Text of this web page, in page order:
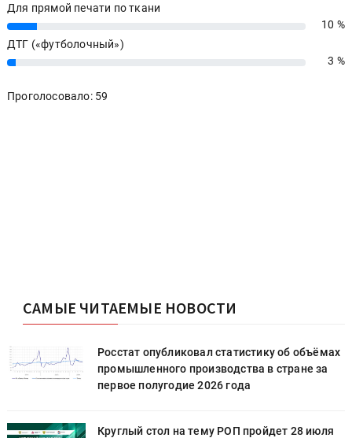
Для прямой печати по ткани
10%
10 %
ДТГ («футболочный»)
3% 3 %
Проголосовало: 59
САМЫЕ ЧИТАЕМЫЕ НОВОСТИ
Росстат опубликовал статистику об объёмах
промышленного производства в стране за
первое полугодие 2026 года
Круглый стол на тему РОП пройдет 28 июля